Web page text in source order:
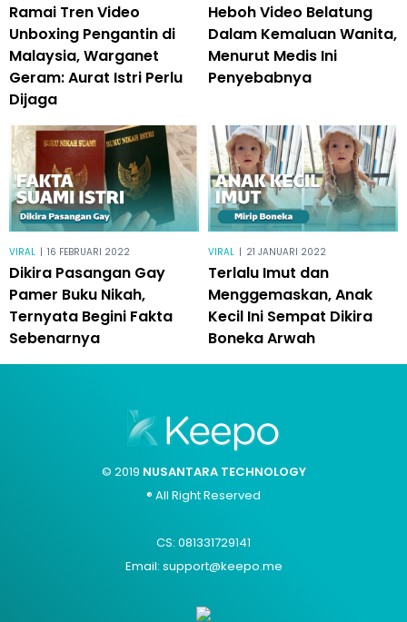
Ramai Tren Video
Unboxing Pengantin di
Malaysia, Warganet
Geram: Aurat Istri Perlu
Dijaga
Heboh Video Belatung
Dalam Kemaluan Wanita,
Menurut Medis Ini
Penyebabnya
VIRAL | 16 FEBRUARI 2022
Dikira Pasangan Gay
Pamer Buku Nikah,
Ternyata Begini Fakta
Sebenarnya
VIRAL | 21 JANUARI 2022
Terlalu Imut dan
Menggemaskan, Anak
Kecil Ini Sempat Dikira
Boneka Arwah
© 2019 NUSANTARA TECHNOLOGY
® All Right Reserved
CS: 081331729141
Email: support@keepo.me